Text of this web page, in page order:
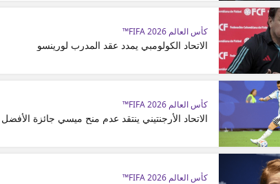
كأس العالم FIFA 2026™
الاتحاد الكولومبي يمدد عقد المدرب لورينسو
كأس العالم FIFA 2026™
الاتحاد الأرجنتيني ينتقد عدم منح ميسي جائزة الأفضل
كأس العالم FIFA 2026™